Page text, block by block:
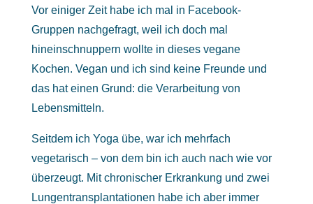
Vor einiger Zeit habe ich mal in Facebook-
Gruppen nachgefragt, weil ich doch mal
hineinschnuppern wollte in dieses vegane
Kochen. Vegan und ich sind keine Freunde und
das hat einen Grund: die Verarbeitung von
Lebensmitteln.
Seitdem ich Yoga übe, war ich mehrfach
vegetarisch – von dem bin ich auch nach wie vor
überzeugt. Mit chronischer Erkrankung und zwei
Lungentransplantationen habe ich aber immer